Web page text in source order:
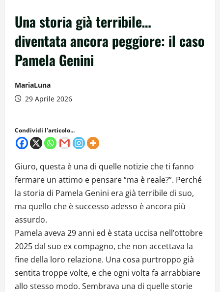
Una storia già terribile…
diventata ancora peggiore: il caso
Pamela Genini
MariaLuna
29 Aprile 2026
Condividi l'articolo...
Giuro, questa è una di quelle notizie che ti fanno
fermare un attimo e pensare “ma è reale?”. Perché
la storia di Pamela Genini era già terribile di suo,
ma quello che è successo adesso è ancora più
assurdo.
Pamela aveva 29 anni ed è stata uccisa nell’ottobre
2025 dal suo ex compagno, che non accettava la
fine della loro relazione. Una cosa purtroppo già
sentita troppe volte, e che ogni volta fa arrabbiare
allo stesso modo. Sembrava una di quelle storie